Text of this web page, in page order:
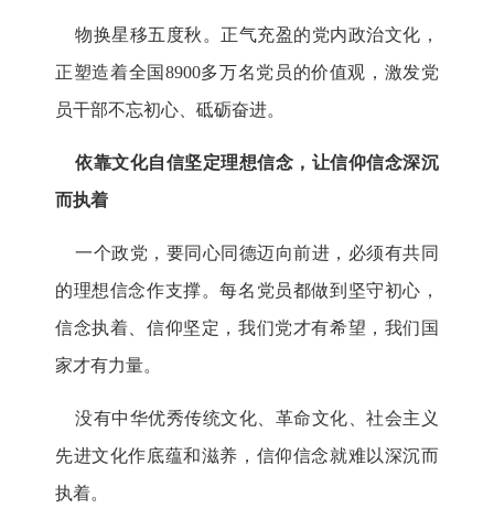
物换星移五度秋。正气充盈的党内政治文化，
正塑造着全国8900多万名党员的价值观，激发党
员干部不忘初心、砥砺奋进。
依靠文化自信坚定理想信念，让信仰信念深沉
而执着
一个政党，要同心同德迈向前进，必须有共同
的理想信念作支撑。每名党员都做到坚守初心，
信念执着、信仰坚定，我们党才有希望，我们国
家才有力量。
没有中华优秀传统文化、革命文化、社会主义
先进文化作底蕴和滋养，信仰信念就难以深沉而
执着。